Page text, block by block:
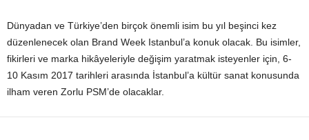
Dünyadan ve Türkiye’den birçok önemli isim bu yıl beşinci kez
düzenlenecek olan Brand Week Istanbul’a konuk olacak. Bu isimler,
fikirleri ve marka hikâyeleriyle değişim yaratmak isteyenler için, 6-
10 Kasım 2017 tarihleri arasında İstanbul’a kültür sanat konusunda
ilham veren Zorlu PSM’de olacaklar.